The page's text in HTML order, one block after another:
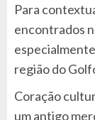
Para
encontrados
região do
Coração
um antigo